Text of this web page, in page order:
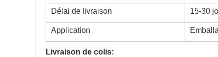
Délai de livraison 15-30
Application
Livraison de colis: